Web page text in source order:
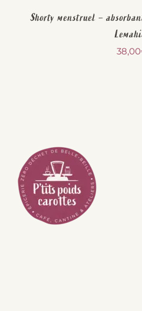
Shorty menstruel –
38,00